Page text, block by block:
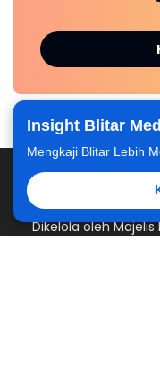
Insight Blitar
Mengkaji Blitar Lebih
Dikelola oleh